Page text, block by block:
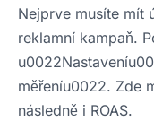
Nejprve musíte mít
reklamní kampaň.
měřeníu0022. Zde
následně i ROAS.